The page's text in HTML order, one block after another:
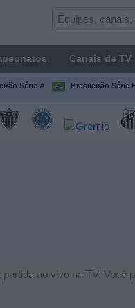
Canais de TV
Série A Brasileirão Série
ao vivo na TV. Você